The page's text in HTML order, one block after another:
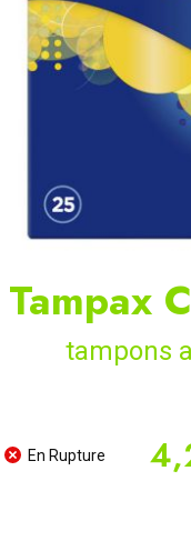
Tampax
tampons
En Rupture